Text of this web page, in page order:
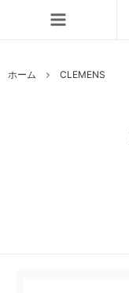
ホーム CLEMENS